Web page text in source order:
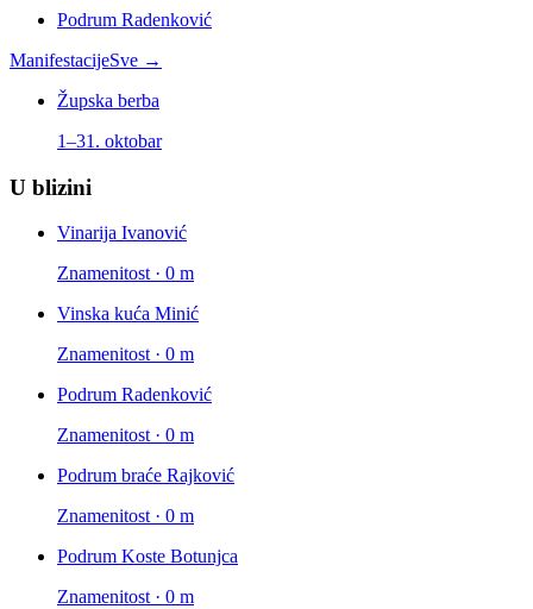
Podrum Radenković
ManifestacijeSve →
Župska berba
1–31. oktobar
U blizini
Vinarija Ivanović
Znamenitost · 0 m
Vinska kuća Minić
Znamenitost · 0 m
Podrum Radenković
Znamenitost · 0 m
Podrum braće Rajković
Znamenitost · 0 m
Podrum Koste Botunjca
Znamenitost · 0 m